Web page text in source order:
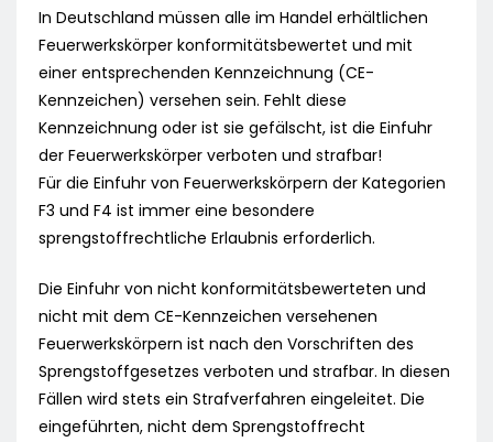
In Deutschland müssen alle im Handel erhältlichen
Feuerwerkskörper konformitätsbewertet und mit
einer entsprechenden Kennzeichnung (CE-
Kennzeichen) versehen sein. Fehlt diese
Kennzeichnung oder ist sie gefälscht, ist die Einfuhr
der Feuerwerkskörper verboten und strafbar!
Für die Einfuhr von Feuerwerkskörpern der Kategorien
F3 und F4 ist immer eine besondere
sprengstoffrechtliche Erlaubnis erforderlich.
Die Einfuhr von nicht konformitätsbewerteten und
nicht mit dem CE-Kennzeichen versehenen
Feuerwerkskörpern ist nach den Vorschriften des
Sprengstoffgesetzes verboten und strafbar. In diesen
Fällen wird stets ein Strafverfahren eingeleitet. Die
eingeführten, nicht dem Sprengstoffrecht